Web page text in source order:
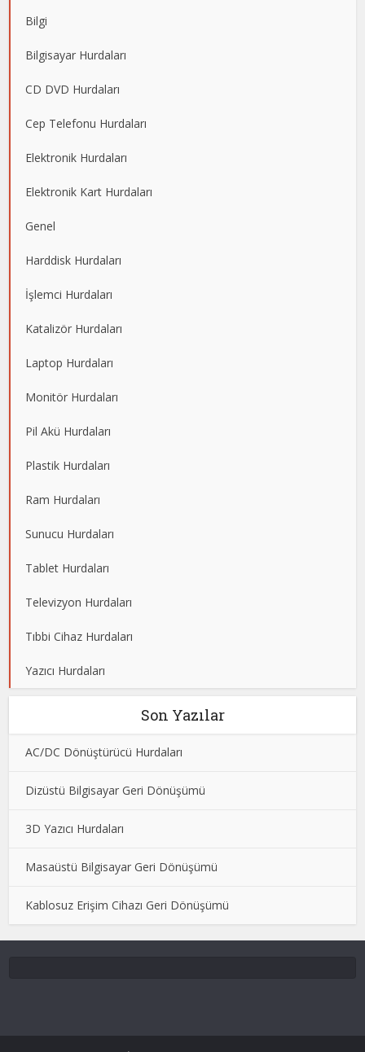
Bilgi
Bilgisayar Hurdaları
CD DVD Hurdaları
Cep Telefonu Hurdaları
Elektronik Hurdaları
Elektronik Kart Hurdaları
Genel
Harddisk Hurdaları
İşlemci Hurdaları
Katalizör Hurdaları
Laptop Hurdaları
Monitör Hurdaları
Pil Akü Hurdaları
Plastik Hurdaları
Ram Hurdaları
Sunucu Hurdaları
Tablet Hurdaları
Televizyon Hurdaları
Tıbbi Cihaz Hurdaları
Yazıcı Hurdaları
Son Yazılar
AC/DC Dönüştürücü Hurdaları
Dizüstü Bilgisayar Geri Dönüşümü
3D Yazıcı Hurdaları
Masaüstü Bilgisayar Geri Dönüşümü
Kablosuz Erişim Cihazı Geri Dönüşümü